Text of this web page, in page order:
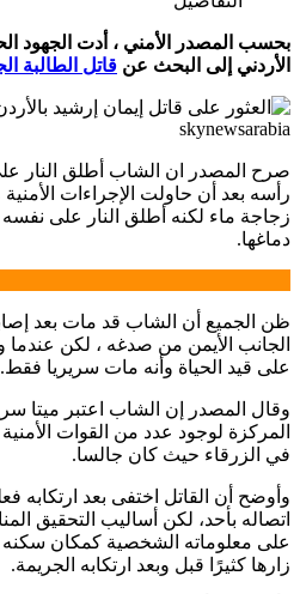
بحسب المصدر الأمني ​​، أدت الجهود
الأردني إلى البحث عن قاتل الطالبة
skynewsarabia
صرح المصدر ان الشاب أطلق النار
رأسه بعد أن حاولت الإجراءات
زجاجة ماء لكنه أطلق النار على
دماغها.
ظن الجميع أن الشاب قد مات بعد
الجانب الأيمن من صدغه ، لكن
على قيد الحياة وأنه مات سريريا فقط.
وقال المصدر إن الشاب اعتبر ميتا
المركزة لوجود عدد من القوات
في الزرقاء حيث كان جالسا.
وأوضح أن القاتل اختفى بعد ارتكابه
اتصاله بأحد، لكن أساليب التحقيق
على معلوماته الشخصية كمكان سكنه
زارها كثيرًا قبل وبعد ارتكابه الجريمة.